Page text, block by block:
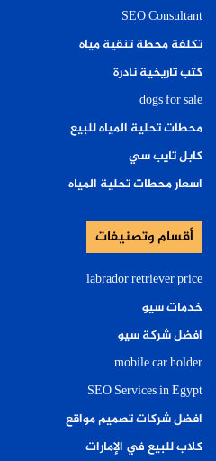
SEO Consultant
تكلفة محطة تنقية مياه
كتب تاريخية نادرة
dogs for sale
محطات تحلية المياه للبيع
كابل تايب سي
اسعار محطات تحلية المياه
أقسام وتصنيفات
labrador retriever price
خدمات سيو
افضل شركة سيو
mobile car holder
SEO Services in Egypt
افضل شركات تصميم مواقع
كلاب للبيع في الإمارات